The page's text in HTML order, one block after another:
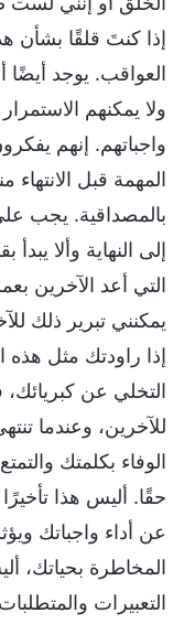
إذا كنتَ قلقًا بشأن
العواقب. يوجد أيضًا
ولا يمكنهم
واجباتهم. إنهم
المهمة قبل
بالمصداقية. يجب
إلى النهاية وألا
التي أعد الآخرين
يمكنني تبرير ذلك
إذا راودتك مثل
التخلي عن
للآخرين، وعندما
الوفاء بكلمتك
حقًا. أليس هذا
عن أداء واجباتك
المخاطرة بحياتك،
التعبيرات